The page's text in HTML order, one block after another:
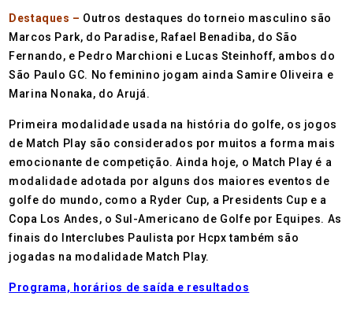
Destaques – Outros destaques do torneio masculino são
Marcos Park, do Paradise, Rafael Benadiba, do São
Fernando, e Pedro Marchioni e Lucas Steinhoff, ambos do
São Paulo GC. No feminino jogam ainda Samire Oliveira e
Marina Nonaka, do Arujá.
Primeira modalidade usada na história do golfe, os jogos
de Match Play são considerados por muitos a forma mais
emocionante de competição. Ainda hoje, o Match Play é a
modalidade adotada por alguns dos maiores eventos de
golfe do mundo, como a Ryder Cup, a Presidents Cup e a
Copa Los Andes, o Sul-Americano de Golfe por Equipes. As
finais do Interclubes Paulista por Hcpx também são
jogadas na modalidade Match Play.
Programa, horários de saída e resultados